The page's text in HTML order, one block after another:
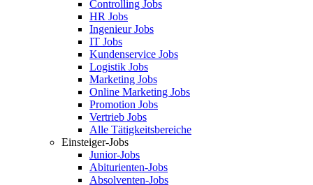
Controlling Jobs
HR Jobs
Ingenieur Jobs
IT Jobs
Kundenservice Jobs
Logistik Jobs
Marketing Jobs
Online Marketing Jobs
Promotion Jobs
Vertrieb Jobs
Alle Tätigkeitsbereiche
Einsteiger-Jobs
Junior-Jobs
Abiturienten-Jobs
Absolventen-Jobs